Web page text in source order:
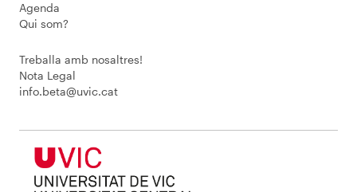
Agenda
Qui som?
Treballa amb nosaltres!
Nota Legal
info.beta@uvic.cat